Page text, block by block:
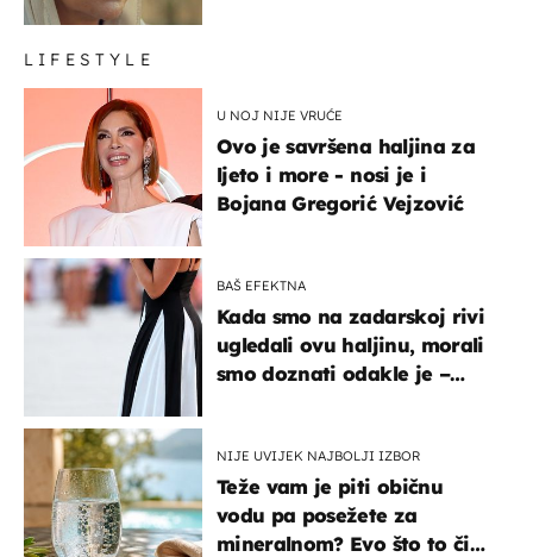
LIFESTYLE
U NOJ NIJE VRUĆE
Ovo je savršena haljina za
ljeto i more - nosi je i
Bojana Gregorić Vejzović
BAŠ EFEKTNA
Kada smo na zadarskoj rivi
ugledali ovu haljinu, morali
smo doznati odakle je –
NIJE UVIJEK NAJBOLJI IZBOR
Teže vam je piti običnu
vodu pa posežete za
mineralnom? Evo što to čini